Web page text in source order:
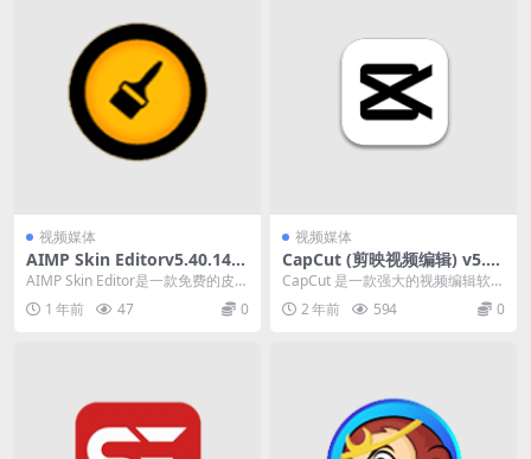
视频媒体
AIMP Skin Editorv5.40.141
0 AIMP皮肤编辑器中文绿色
版下载
AIMP Skin Editor是一款免费的皮肤
编辑器，专门用于为AIMP音乐播...
1 年前 47 0
视频媒体
CapCut (剪映视频编辑) v5.6.
0.2062 中文官方免费版
CapCut 是一款强大的视频编辑软
件。这款应用享有盛誉，因为它具
有身临其境的编...
2 年前 594 0